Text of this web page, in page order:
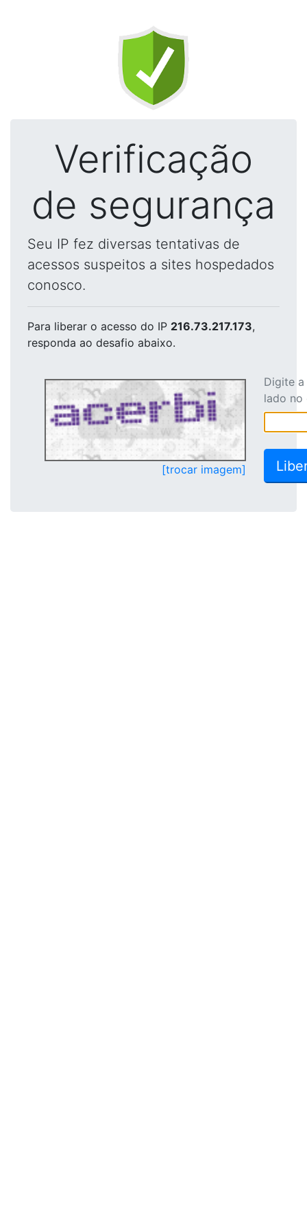
Verificação
de segurança
Seu IP fez diversas tentativas de
acessos suspeitos a sites hospedados
conosco.
Para liberar o acesso do IP 216.73.217.173,
responda ao desafio abaixo.
[trocar imagem]
Digite
lado no